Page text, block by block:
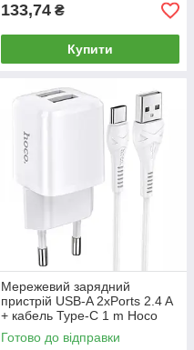
133,74 ₴
Купити
Мережевий зарядний
пристрій USB-A 2хPorts 2.4 A
+ кабель Type-C 1 m Hoco
Home Charger N8_Білий
Готово до відправки